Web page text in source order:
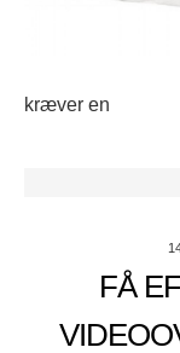
kræver en
FÅ